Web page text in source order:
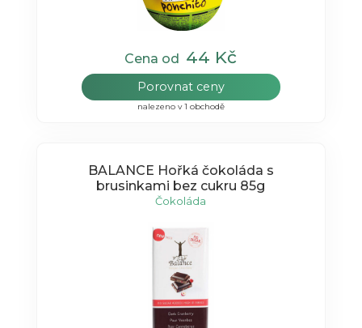
Cena od 44 Kč
Porovnat ceny
nalezeno v 1 obchodě
BALANCE Hořká čokoláda s
brusinkami bez cukru 85g
Čokoláda